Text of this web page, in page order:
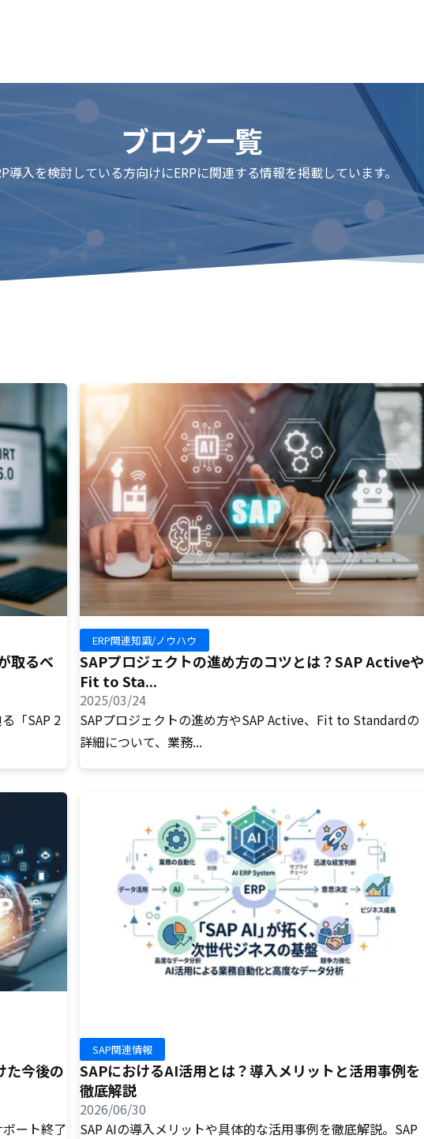
ブログ一覧
導入を検討している方向けにERPに関連する情報を掲載しています。
取るべ
「SAP 2
ERP関連知識/ノウハウ
SAPプロジェクトの進め方のコツとは？SAP Activeや
Fit to Sta...
2025/03/24
SAPプロジェクトの進め方やSAP Active、Fit to Standardの
詳細について、業務...
た今後の
ポート終了
SAP関連情報
SAPにおけるAI活用とは？導入メリットと活用事例を
徹底解説
2026/06/30
SAP AIの導入メリットや具体的な活用事例を徹底解説。SAP